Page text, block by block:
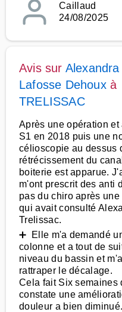
Caillaud
24/08/2025
Avis sur Alexandra
Lafosse Dehouxà
TRELISSAC
Après une opération
S1 en 2018 puis une
célioscopie au dessus
rétrécissement du
boiterie est apparue.
m'ont prescrit des anti
pas du chiro après
qui avait consulté
Trelissac.
➕ Elle m'a demandé
colonne et a tout de
niveau du bassin et
rattraper le décalage.
Cela fait Six semaines
constate une
douleur a bien